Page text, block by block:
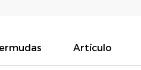
Artículo